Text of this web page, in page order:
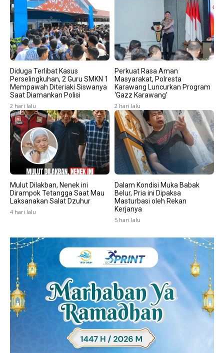
Diduga Terlibat Kasus
Perselingkuhan, 2 Guru SMKN 1
Mempawah Diteriaki Siswanya
Saat Diamankan Polisi
2 hari lalu
Perkuat Rasa Aman
Masyarakat, Polresta
Karawang Luncurkan Program
‘Gazz Karawang’
2 hari lalu
Mulut Dilakban, Nenek ini
Dirampok Tetangga Saat Mau
Laksanakan Salat Dzuhur
4 hari lalu
Dalam Kondisi Muka Babak
Belur, Pria ini Dipaksa
Masturbasi oleh Rekan
Kerjanya
5 hari lalu